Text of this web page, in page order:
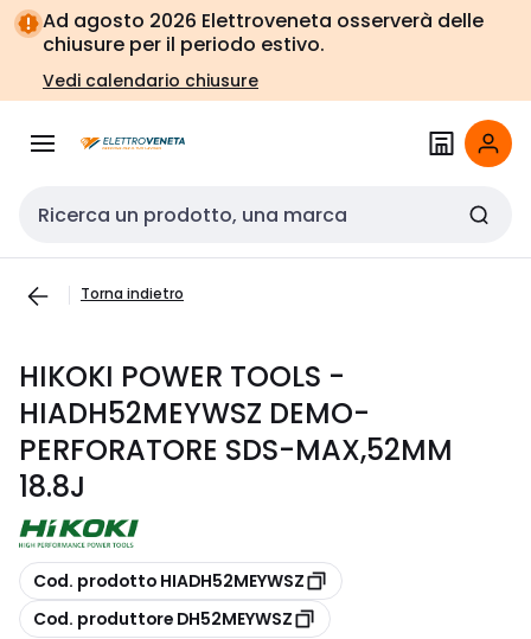
Vai alla
navigazione
Vai
alla
pagina
Ad agosto 2026 Elettroveneta osserverà delle
chiusure per il periodo estivo.
Vedi calendario chiusure
Cerca input
Torna indietro
HIKOKI POWER TOOLS -
HIADH52MEYWSZ DEMO-
PERFORATORE SDS-MAX,52MM
18.8J
copia
Cod. prodotto HIADH52MEYWSZ
copia
Cod. produttore DH52MEYWSZ